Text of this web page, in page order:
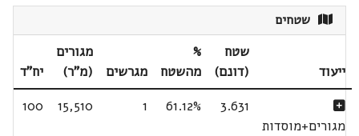
שטחים
ייעוד
שטח
(דונם)
%
מהשטח
מגרשים
מגורים
(מ"ר)
יח"ד
מגורים+מוסדות
3.631
61.12%
1
15,510
100